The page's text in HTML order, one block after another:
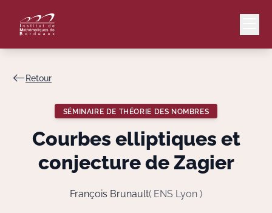
Lang
Retour
SÉMINAIRE DE THÉORIE DES NOMBRES
Courbes elliptiques et
conjecture de Zagier
François Brunault( ENS Lyon )